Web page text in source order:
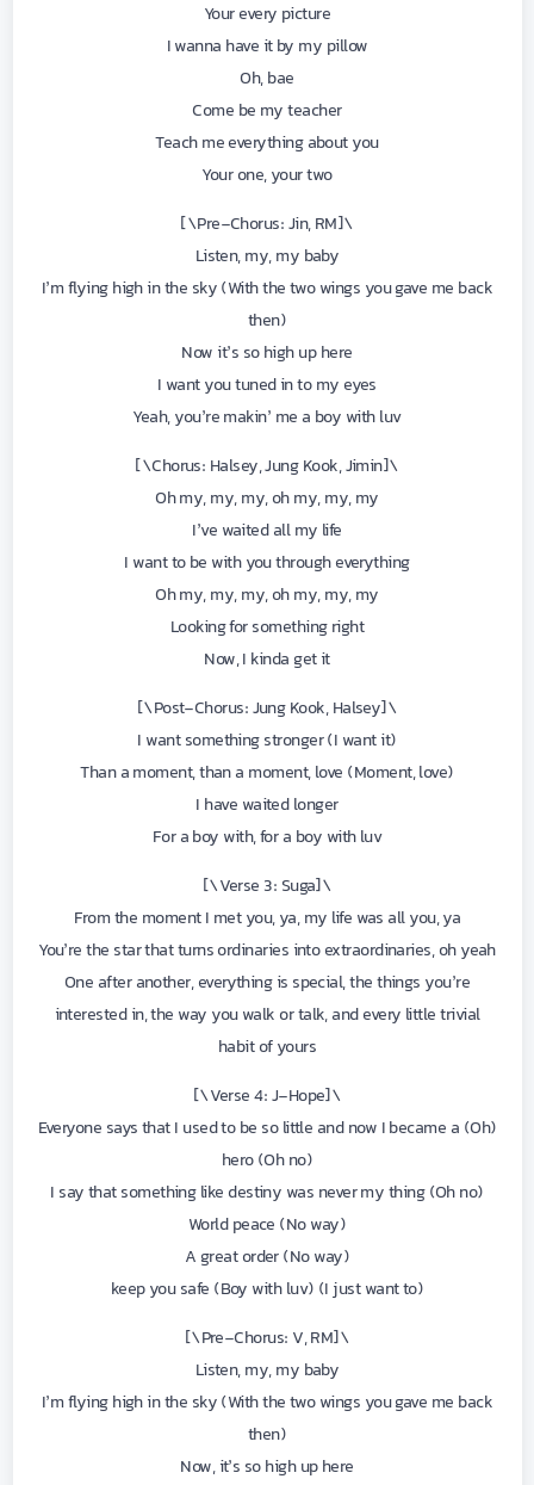
Your every picture
I wanna have it by my pillow
Oh, bae
Come be my teacher
Teach me everything about you
Your one, your two
\[Pre-Chorus: Jin, RM\]
Listen, my, my baby
I’m flying high in the sky (With the two wings you gave me back
then)
Now it’s so high up here
I want you tuned in to my eyes
Yeah, you’re makin’ me a boy with luv
\[Chorus: Halsey, Jung Kook, Jimin\]
Oh my, my, my, oh my, my, my
I’ve waited all my life
I want to be with you through everything
Oh my, my, my, oh my, my, my
Looking for something right
Now, I kinda get it
\[Post-Chorus: Jung Kook, Halsey\]
I want something stronger (I want it)
Than a moment, than a moment, love (Moment, love)
I have waited longer
For a boy with, for a boy with luv
\[Verse 3: Suga\]
From the moment I met you, ya, my life was all you, ya
You’re the star that turns ordinaries into extraordinaries, oh yeah
One after another, everything is special, the things you’re
interested in, the way you walk or talk, and every little trivial
habit of yours
\[Verse 4: J-Hope\]
(Oh) Everyone says that I used to be so little and now I became a
hero (Oh no)
I say that something like destiny was never my thing (Oh no)
World peace (No way)
A great order (No way)
(I just want to) keep you safe (Boy with luv)
\[Pre-Chorus: V, RM\]
Listen, my, my baby
I’m flying high in the sky (With the two wings you gave me back
then)
Now, it’s so high up here